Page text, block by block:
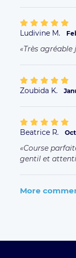
Ludivine M.
Très
Zoubida K.
Beatrice R.
Course
gentil et
More